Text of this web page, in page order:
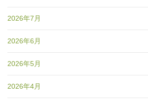
2026年7月
2026年6月
2026年5月
2026年4月